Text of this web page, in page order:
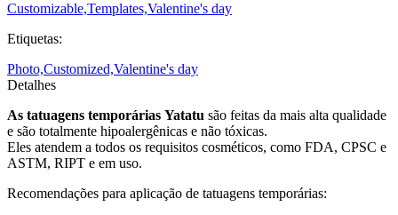
Customizable,Templates,Valentine's day
Etiquetas:
Photo,Customized,Valentine's day
Detalhes
As tatuagens temporárias Yatatu são feitas da mais alta qualidade
e são totalmente hipoalergênicas e não tóxicas.
Eles atendem a todos os requisitos cosméticos, como FDA, CPSC e
ASTM, RIPT e em uso.
Recomendações para aplicação de tatuagens temporárias: